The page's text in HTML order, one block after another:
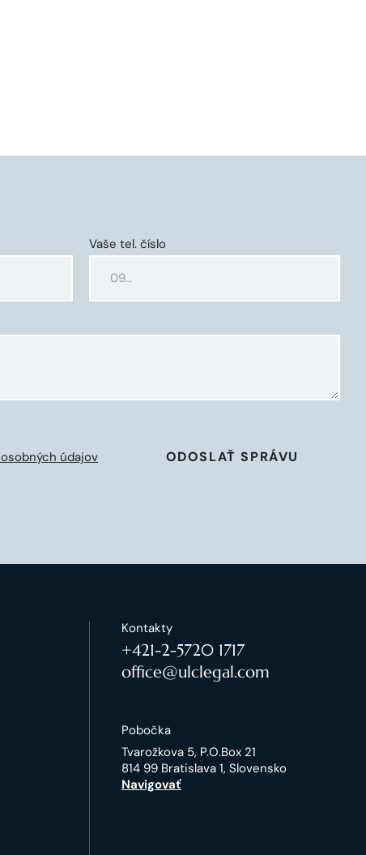
Vaše tel. číslo
údajov ODOSLAŤ SPRÁVU
Kontakty
+421-2-5720 1717
office@ulclegal.com
Pobočka
Tvarožkova 5, P.O.Box 21
814 99 Bratislava 1, Slovensko
Navigovať